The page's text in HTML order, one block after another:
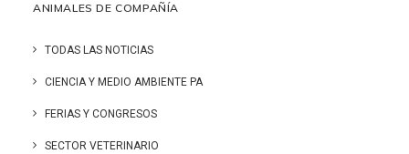
ANIMALES DE COMPAÑÍA
TODAS LAS NOTICIAS
CIENCIA Y MEDIO AMBIENTE PA
FERIAS Y CONGRESOS
SECTOR VETERINARIO